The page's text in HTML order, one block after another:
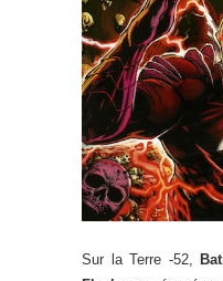
Sur la Terre -52,